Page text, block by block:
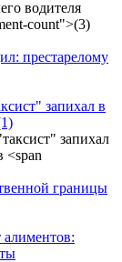
престарелому
запихал в
границы
алиментов: